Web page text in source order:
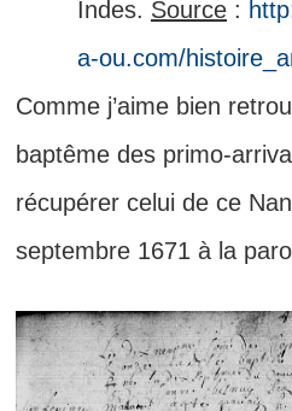
Indes. Source:
a-ou.com/
Comme j’aime bien
baptême des primo-
récupérer celui de ce
septembre 1671 à la